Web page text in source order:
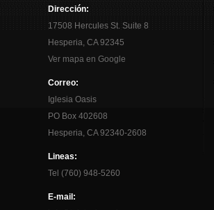
Dirección:
17508 Hercules St. Suite 8
Hesperia, CA 92345
Ver mapa en Google
Correo:
Iglesia Oasis
PO Box 402608
Hesperia, CA 92340-2608
Lineas:
Tel (760) 948-5260
E-mail: